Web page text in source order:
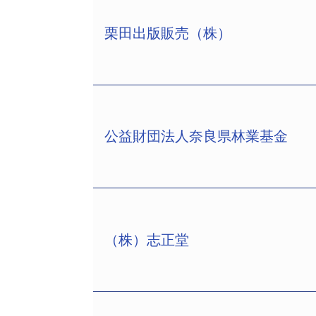
生法の適用を申請した。負債総額は
から1カ月遅れで提出された第3四半
て、大口得意先の債務者区分および引
このほか、担保価値の取引信用保険
当該借入金の返済に支障を来すおそ
た。
主力行との特別融資枠の交渉やスポ
代田区）をスポンサーとして選定し、
12年2月に航空運送事業の許可を取
の多くはリースで調達し、主力機材の
備は外部へ委託するなど、固定費を
7800万円にまで伸ばしていた。
なり、26年3月期には売上高859億
この間、27年3月期中に国際線への参
セルしたことで同社から最大7億ドル
26年12月、日本航空とANAホールデ
ド:294603565、同所）に対し国内線
手続きを経たうえで、資金支援、収支
（株）（TSR企業コード：
平成13年4月に中部地区最大規模で収
ほか、並行して分譲マンション事業
者を集め、17年3月期には売上高約
期には売上高が約37億4000万円まで
26年8月、イベント開催・アトラクシ
が、26年11月にはこれらの事業もト
（株）ｇｏｏｄｇｏ９９（TSR企業
しかし、関係者によると「資金繰り
栗田出版販売（株）
栗田出版販売（株）（TSR企業コー
央区八重洲2－8－7、電話03－3273
書店や百貨店、スーパーなどに営業
しかし、バブル崩壊以降、出版業界
に苦しんできた。21年9月期（9年か
公益財団法人奈良県林業基金
公益財団法人奈良県林業基金（TSR企
話0742－25－0098）。負債総額は約
（株）志正堂